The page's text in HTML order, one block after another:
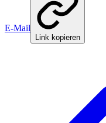
E-Mail
Link kopieren